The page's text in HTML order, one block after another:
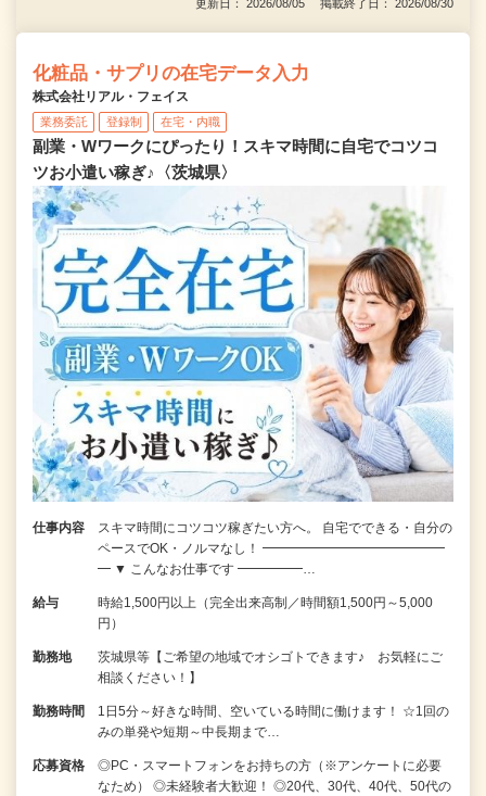
更新日： 2026/08/05 掲載終了日： 2026/08/30
化粧品・サプリの在宅データ入力
株式会社リアル・フェイス
業務委託 登録制 在宅・内職
副業・Wワークにぴったり！スキマ時間に自宅でコツコ
ツお小遣い稼ぎ♪〈茨城県〉
仕事内容
スキマ時間にコツコツ稼ぎたい方へ。 自宅でできる・自分の
ペースでOK・ノルマなし！ ━━━━━━━━━━━━━━
━ ▼ こんなお仕事です ━━━━━…
給与
時給1,500円以上（完全出来高制／時間額1,500円～5,000
円）
勤務地
茨城県等【ご希望の地域でオシゴトできます♪ お気軽にご
相談ください！】
勤務時間
1日5分～好きな時間、空いている時間に働けます！ ☆1回の
みの単発や短期～中長期まで…
応募資格
◎PC・スマートフォンをお持ちの方（※アンケートに必要
なため） ◎未経験者大歓迎！ ◎20代、30代、40代、50代の